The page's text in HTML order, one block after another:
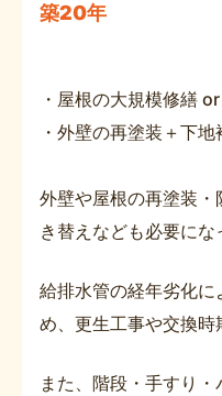
築20年
・屋根の大規模修繕
・外壁の再塗装＋下地
外壁や屋根の再塗装
き替えなども必要にな
給排水管の経年劣化
め、更生工事や交換時
また、階段・手すり